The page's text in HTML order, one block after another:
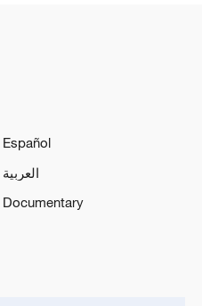
Español
العربية
Documentary